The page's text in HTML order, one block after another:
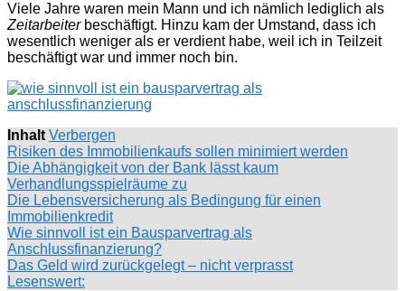
Viele Jahre waren mein Mann und ich nämlich lediglich als
Zeitarbeiterbeschäftigt. Hinzu kam der Umstand, dass ich
wesentlich weniger als er verdient habe, weil ich in Teilzeit
beschäftigt war und immer noch bin.
Inhalt Verbergen
Risiken des Immobilienkaufs sollen minimiert werden
Die Abhängigkeit von der Bank lässt kaum
Verhandlungsspielräume zu
Die Lebensversicherung als Bedingung für einen
Immobilienkredit
Wie sinnvoll ist ein Bausparvertrag als
Anschlussfinanzierung?
Das Geld wird zurückgelegt – nicht verprasst
Lesenswert: